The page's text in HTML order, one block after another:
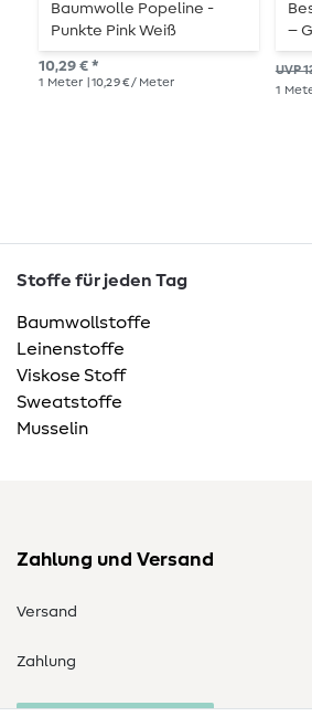
Baumwolle Popeline -
Punkte Pink Weiß
10,29 € *
1 Meter | 10,29 € / Meter
–
UVP
1
Stoffe für jeden Tag
Baumwollstoffe
Leinenstoffe
Viskose Stoff
Sweatstoffe
Musselin
Zahlung und Versand
Versand
Zahlung